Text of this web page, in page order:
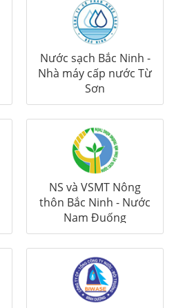
Nước sạch Bắc Ninh -
Nhà máy cấp nước Từ
Sơn
NS và VSMT Nông
thôn Bắc Ninh - Nước
Nam Đuống